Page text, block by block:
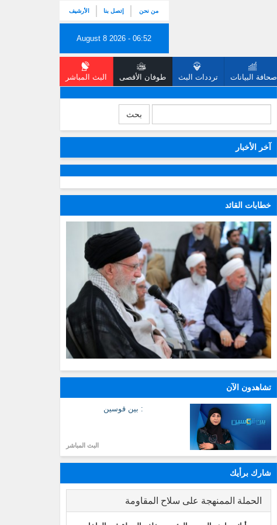
من نحن إتصل بنا الأرشيف
August 8 2026 - 06:52
صحافة البيانات ترددات البث طوفان الأقصى البث المباشر
بحث
آخر الأخبار
خطابات القائد
تشاهدون الآن
: بين قوسين
البث المباشر
شارك برأيك
الحملة الممنهجة على سلاح المقاومة